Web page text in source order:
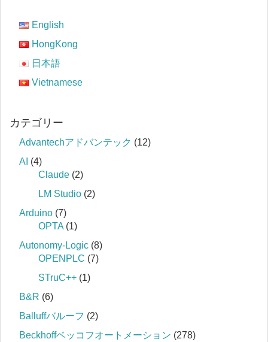
English
HongKong
日本語
Vietnamese
カテゴリー
Advantechアドバンテック (12)
AI (4)
Claude (2)
LM Studio (2)
Arduino (7)
OPTA (1)
Autonomy-Logic (8)
OPENPLC (7)
STruC++ (1)
B&R (6)
Balluffバルーフ (2)
Beckhoffベッコフオートメーション (278)